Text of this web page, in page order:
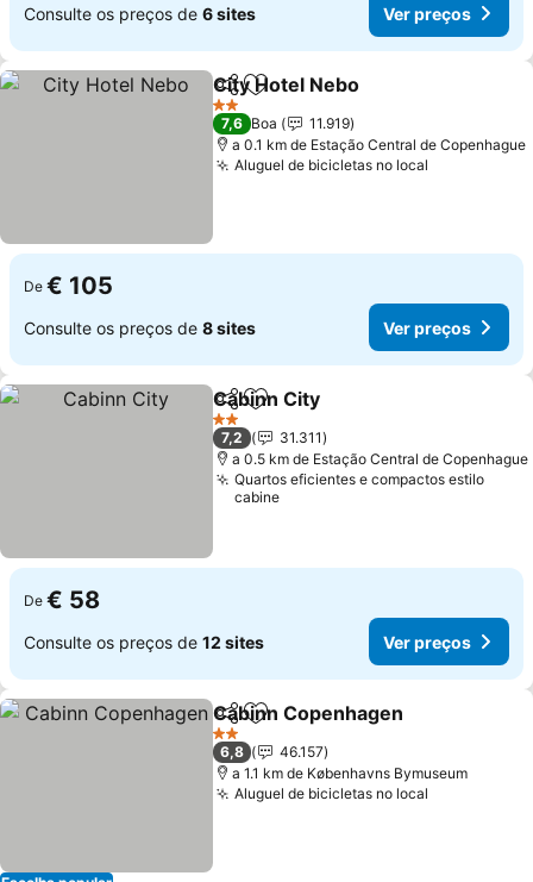
Consulte os preços de 6 sites Ver preços
PartilharAdicionar aos favoritos
City Hotel Nebo
2 Estrelas
7,6 Boa
11.919
a 0.1 km de Estação Central de Copenhague
Aluguel de bicicletas no local
De € 105
Consulte os preços de 8 sites Ver preços
PartilharAdicionar aos favoritos
Cabinn City
2 Estrelas
7,2
31.311
a 0.5 km de Estação Central de Copenhague
Quartos eficientes e compactos estilo
cabine
De € 58
Consulte os preços de 12 sites Ver preços
PartilharAdicionar aos favoritos
Cabinn Copenhagen
2 Estrelas
6,8
46.157
a 1.1 km de Københavns Bymuseum
Aluguel de bicicletas no local